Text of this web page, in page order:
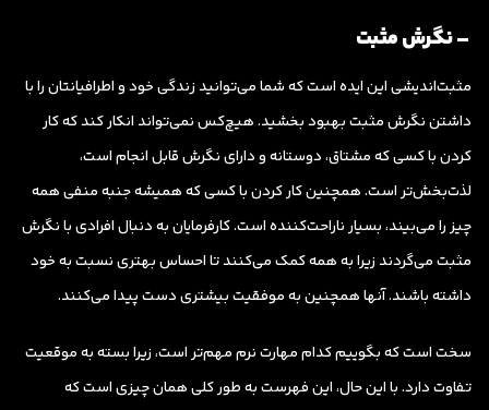
– نگرش مثبت
مثبت‌اندیشی این ایده است که شما می‌توانید زندگی خود و اطرافیانتان را با
داشتن نگرش مثبت بهبود بخشید. هیچ‌کس نمی‌تواند انکار کند که کار
کردن با کسی که مشتاق، دوستانه و دارای نگرش قابل انجام است،
لذت‌بخش‌تر است. همچنین کار کردن با کسی که همیشه جنبه منفی همه
چیز را می‌بیند، بسیار ناراحت‌کننده است. کارفرمایان به دنبال افرادی با نگرش
مثبت می‌گردند زیرا به همه کمک می‌کنند تا احساس بهتری نسبت به خود
داشته باشند. آنها همچنین به موفقیت بیشتری دست پیدا می‌کنند.
سخت است که بگوییم کدام مهارت نرم مهم‌تر است، زیرا بسته به موقعیت
تفاوت دارد. با این حال، این فهرست به طور کلی همان چیزی است که